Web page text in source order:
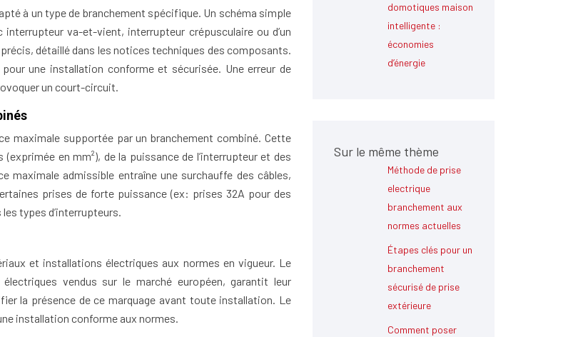
à un type de branchement spécifique. Un schéma simple
va-et-vient, interrupteur crépusculaire ou d’un
détaillé dans les notices techniques des composants.
une installation conforme et sécurisée. Une erreur de
un court-circuit.
maximale supportée par un branchement combiné. Cette
en mm²), de la puissance de l’interrupteur et des
maximale admissible entraîne une surchauffe des câbles,
prises de forte puissance (ex: prises 32A pour des
types d’interrupteurs.
et installations électriques aux normes en vigueur. Le
vendus sur le marché européen, garantit leur
la présence de ce marquage avant toute installation. Le
installation conforme aux normes.
domotiques maison
intelligente :
économies
d’énergie
Sur le même thème
Méthode de prise
electrique
branchement aux
normes actuelles
Étapes clés pour un
branchement
sécurisé de prise
extérieure
Comment poser